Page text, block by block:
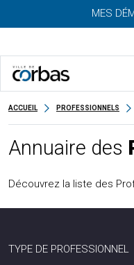
MES
ACCUEIL PROFESSIONNELS
Annuaire des
Découvrez la liste des
TYPE DE PROFESSIONNEL